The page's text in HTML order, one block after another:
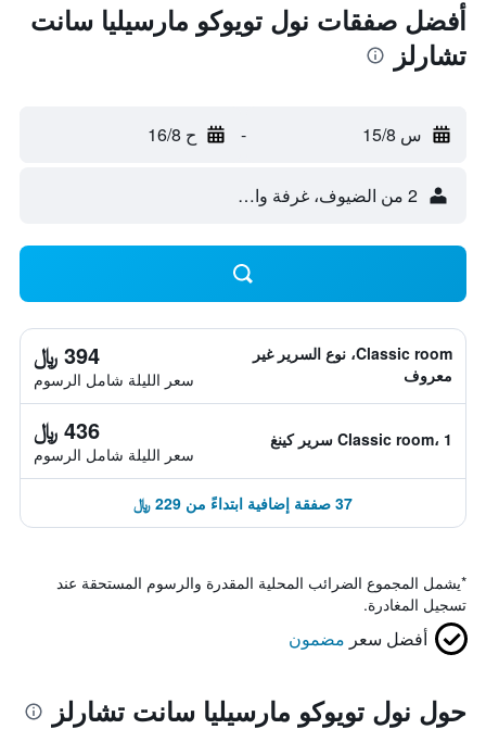
أفضل صفقات نول تويوكو مارسيليا سانت
تشارلز
س 15/8 - ح 16/8
2 من الضيوف، غرفة واحدة
Classic room، نوع السرير غير
معروف
394 ﷼
سعر الليلة شامل الرسوم
Classic room، 1 سرير كينغ 436 ﷼
سعر الليلة شامل الرسوم
37 صفقة إضافية ابتداءً من 229 ﷼
*يشمل المجموع الضرائب المحلية المقدرة والرسوم المستحقة عند
تسجيل المغادرة.
أفضل سعر مضمون
حول نول تويوكو مارسيليا سانت تشارلز